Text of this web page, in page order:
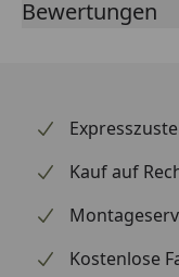
den sicheren
Bewertungen
Kauf auf
Kostenlose